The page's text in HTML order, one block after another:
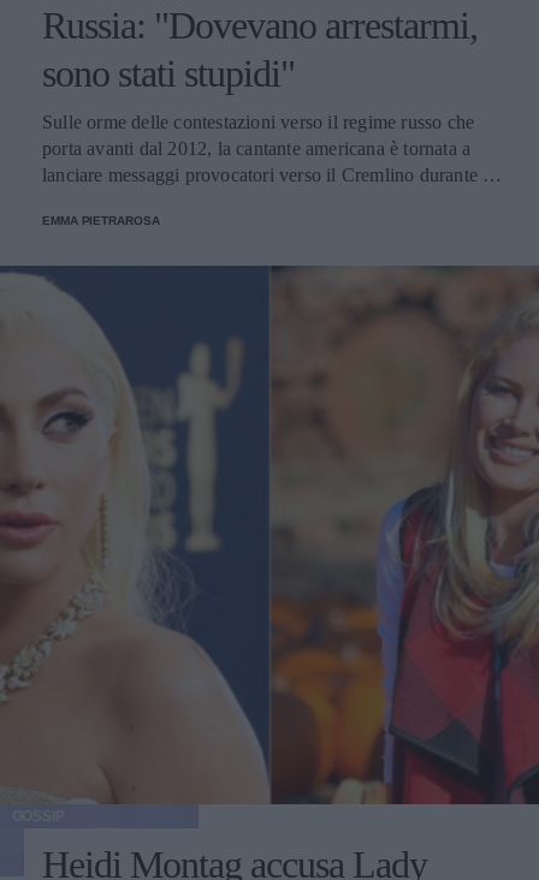
Russia: "Dovevano arrestarmi,
sono stati stupidi"
Sulle orme delle contestazioni verso il regime russo che
porta avanti dal 2012, la cantante americana è tornata a
lanciare messaggi provocatori verso il Cremlino durante il
EMMA PIETRAROSA
Heidi Montag accusa Lady